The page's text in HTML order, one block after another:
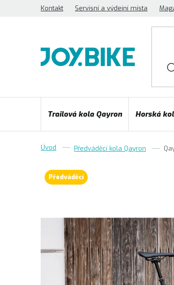
Kontakt Servisní a výdejní místa
Trailová kola Qayron Horská
Předváděcí kola Qayron
Předváděcí